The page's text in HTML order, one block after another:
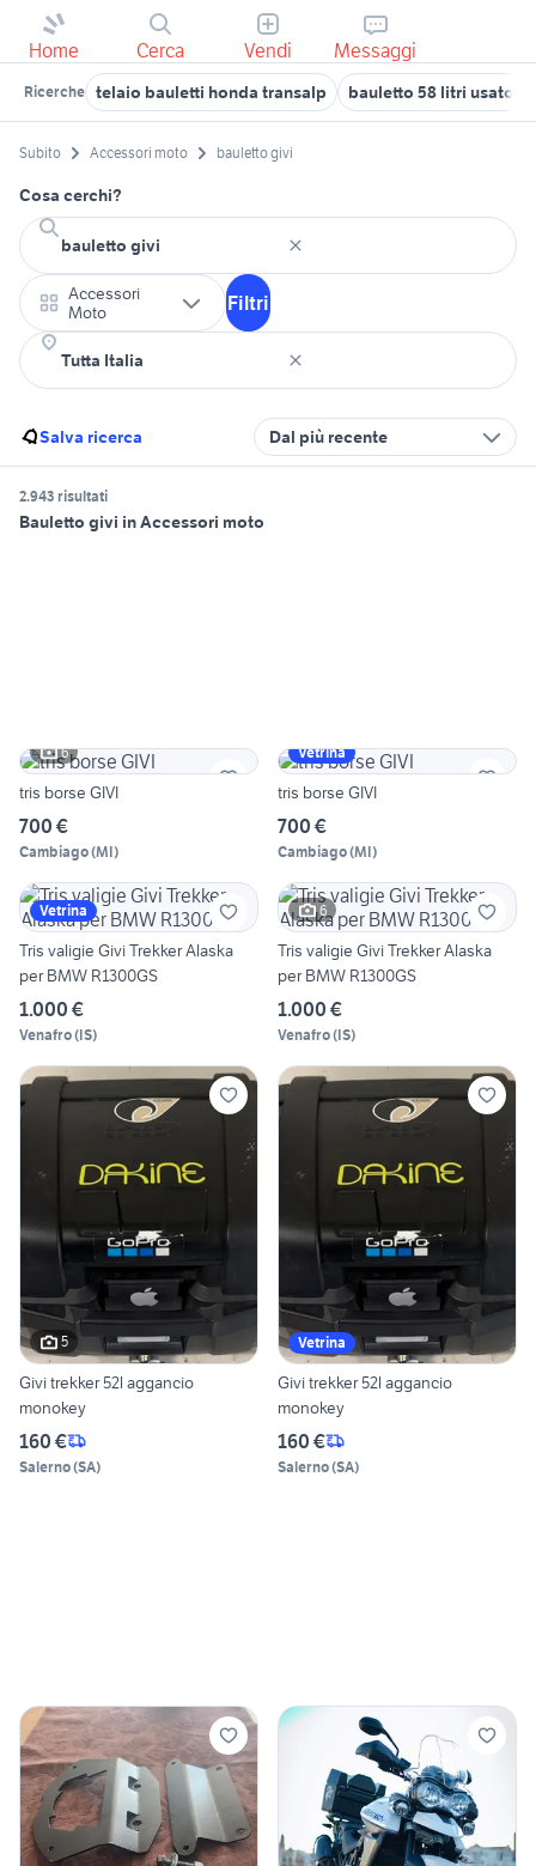
Home Cerca Vendi Messaggi
Ricerche telaio bauletti honda transalp bauletto 58 litri usato
Subito Accessori moto bauletto givi
Cosa cerchi?
Accessori
Moto
Filtri
Salva ricerca Dal più recente
2.943 risultati
Bauletto givi in Accessori moto
6
tris borse GIVI
700 €
Cambiago(MI)
Vetrina
tris borse GIVI
700 €
Cambiago(MI)
Vetrina
Tris valigie Givi Trekker Alaska
per BMW R1300GS
1.000 €
Venafro(IS)
6
Tris valigie Givi Trekker Alaska
per BMW R1300GS
1.000 €
Venafro(IS)
5
Givi trekker 52l aggancio
monokey
160 €
Salerno(SA)
Vetrina
Givi trekker 52l aggancio
monokey
160 €
Salerno(SA)